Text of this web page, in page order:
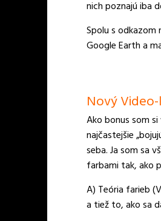
nich poznajú iba
Spolu s odkazom
Google Earth a
Nový
Ako bonus som
najčastejšie
seba. Ja som sa
farbami tak, ako
A) Teória farieb
a tiež to, ako sa